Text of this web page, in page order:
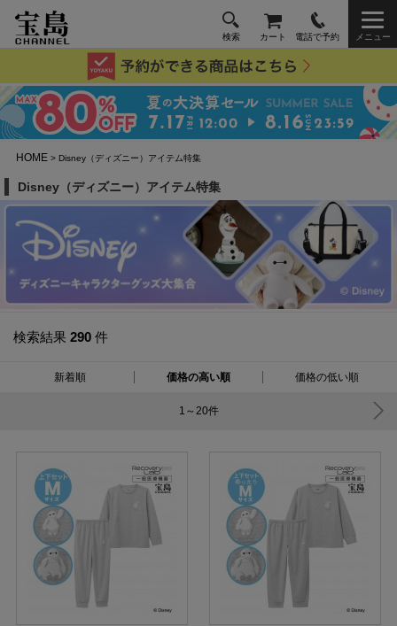
検索 カート 電話で予約 メニュー
HOME > Disney（ディズニー）アイテム特集
Disney（ディズニー）アイテム特集
検索結果 290 件
新着順 価格の高い順 価格の低い順
1～20件